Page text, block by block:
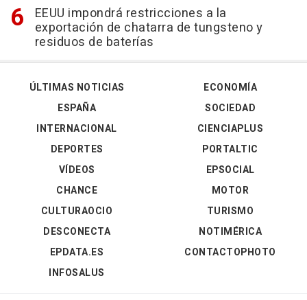
EEUU impondrá restricciones a la
exportación de chatarra de tungsteno y
residuos de baterías
ÚLTIMAS NOTICIAS
ESPAÑA
INTERNACIONAL
DEPORTES
VÍDEOS
ECONOMÍA
SOCIEDAD
CIENCIAPLUS
PORTALTIC
EPSOCIAL
CHANCE
CULTURAOCIO
DESCONECTA
EPDATA.ES
INFOSALUS
MOTOR
TURISMO
NOTIMÉRICA
CONTACTOPHOTO